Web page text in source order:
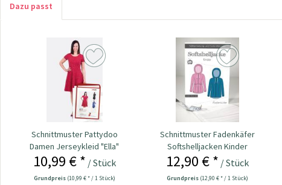
Dazu passt
Schnittmuster Pattydoo
Damen Jerseykleid "Ella"
10,99 € * / Stück
Grundpreis (10,99 € * / 1 Stück)
Schnittmuster Fadenkäfer
Softshelljacken Kinder
12,90 € * / Stück
Grundpreis (12,90 € * / 1 Stück)